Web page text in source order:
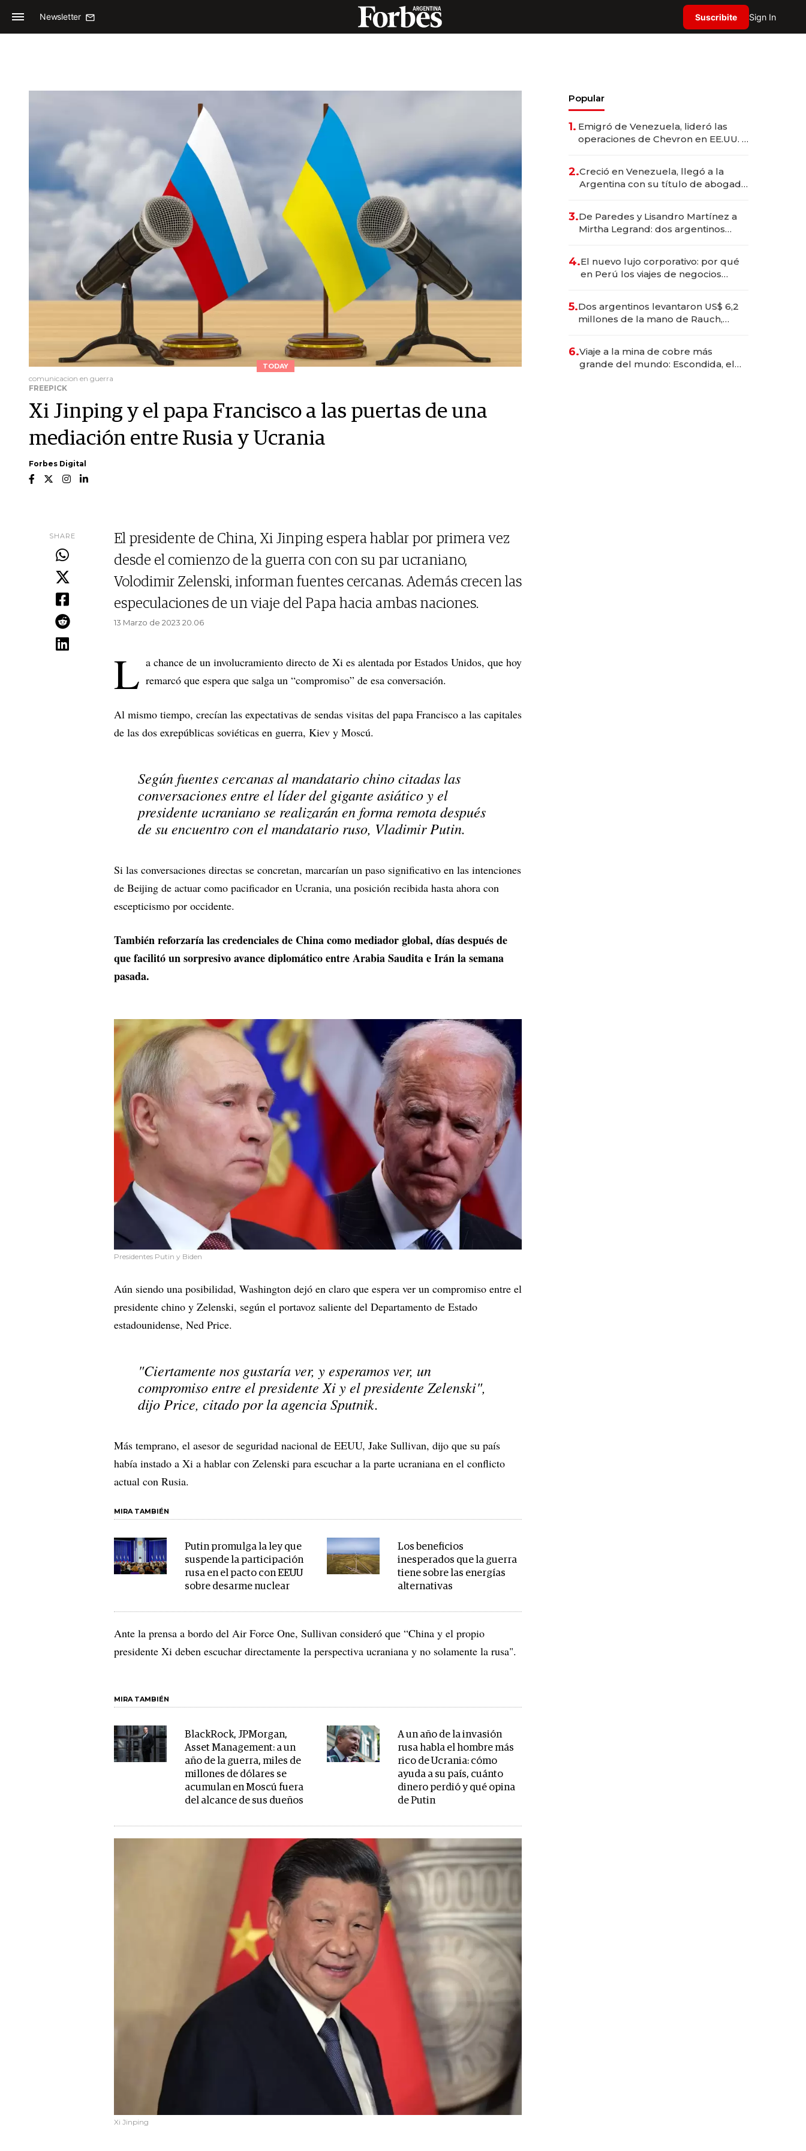
Newsletter Suscribite Sign In
TODAY
comunicacion en guerra
FREEPICK
Xi Jinping y el papa Francisco a las puertas de una
mediación entre Rusia y Ucrania
Forbes Digital
SHARE
El presidente de China, Xi Jinping espera hablar por primera vez
desde el comienzo de la guerra con con su par ucraniano,
Volodimir Zelenski, informan fuentes cercanas. Además crecen las
especulaciones de un viaje del Papa hacia ambas naciones.
13 Marzo de 2023 20.06
L a chance de un involucramiento directo de Xi es alentada por Estados Unidos, que hoy
remarcó que espera que salga un “compromiso” de esa conversación.
Al mismo tiempo, crecían las expectativas de sendas visitas del papa Francisco a las capitales
de las dos exrepúblicas soviéticas en guerra, Kiev y Moscú.
Según fuentes cercanas al mandatario chino citadas las
conversaciones entre el líder del gigante asiático y el
presidente ucraniano se realizarán en forma remota después
de su encuentro con el mandatario ruso, Vladimir Putin.
Si las conversaciones directas se concretan, marcarían un paso significativo en las intenciones
de Beijing de actuar como pacificador en Ucrania, una posición recibida hasta ahora con
escepticismo por occidente.
También reforzaría las credenciales de China como mediador global, días después de
que facilitó un sorpresivo avance diplomático entre Arabia Saudita e Irán la semana
pasada.
Presidentes Putin y Biden
Aún siendo una posibilidad, Washington dejó en claro que espera ver un compromiso entre el
presidente chino y Zelenski, según el portavoz saliente del Departamento de Estado
estadounidense, Ned Price.
"Ciertamente nos gustaría ver, y esperamos ver, un
compromiso entre el presidente Xi y el presidente Zelenski",
dijo Price, citado por la agencia Sputnik.
Más temprano, el asesor de seguridad nacional de EEUU, Jake Sullivan, dijo que su país
había instado a Xi a hablar con Zelenski para escuchar a la parte ucraniana en el conflicto
actual con Rusia.
MIRA TAMBIÉN
Putin promulga la ley que
suspende la participación
rusa en el pacto con EEUU
sobre desarme nuclear
Los beneficios
inesperados que la guerra
tiene sobre las energías
alternativas
Ante la prensa a bordo del Air Force One, Sullivan consideró que “China y el propio
presidente Xi deben escuchar directamente la perspectiva ucraniana y no solamente la rusa".
MIRA TAMBIÉN
BlackRock, JPMorgan,
Asset Management: a un
año de la guerra, miles de
millones de dólares se
acumulan en Moscú fuera
del alcance de sus dueños
A un año de la invasión
rusa habla el hombre más
rico de Ucrania: cómo
ayuda a su país, cuánto
dinero perdió y qué opina
de Putin
Xi Jinping
Popular
1. Emigró de Venezuela, lideró las
operaciones de Chevron en EE.UU. y
2.Creció en Venezuela, llegó a la
Argentina con su título de abogado
marcas "fast premium"
3.De Paredes y Lisandro Martínez a
Mirtha Legrand: dos argentinos
4.El nuevo lujo corporativo: por qué
en Perú los viajes de negocios
transformadoras
5.Dos argentinos levantaron US$ 6,2
millones de la mano de Rauch,
6.Viaje a la mina de cobre más
grande del mundo: Escondida, el